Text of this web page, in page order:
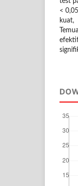
<
kuat,